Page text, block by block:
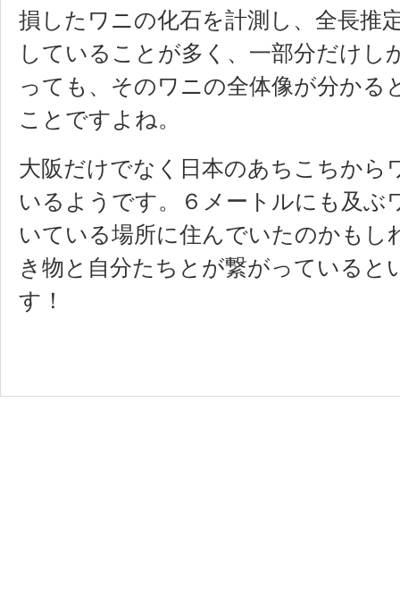
損したワニの化石を計測し、全長推
していることが多く、一部分だけし
っても、そのワニの全体像が分かる
ことですよね。
大阪だけでなく日本のあちこちから
いるようです。６メートルにも及ぶ
いている場所に住んでいたのかもし
き物と自分たちとが繋がっていると
す！